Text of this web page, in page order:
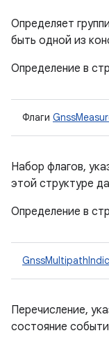
Определяет
быть одной из
Определение в
Флаги
Набор флагов,
этой структуре
Определение в
Перечисление,
состояние